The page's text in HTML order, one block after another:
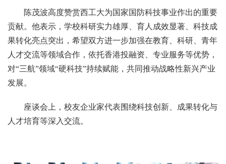
陈茂波高度赞赏西工大为国家国防科技事业作出的重要
贡献。他表示，学校科研实力雄厚、育人成效显著、科技成
果转化亮点突出，希望双方进一步加强在教育、科研、青年
人才交流等领域合作，依托香港投融资、专业服务等优势，
对“三航”领域“硬科技”持续赋能，共同推动战略性新兴产业
发展。
座谈会上，校友企业家代表围绕科技创新、成果转化与
人才培育等深入交流。